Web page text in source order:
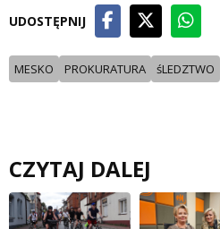
UDOSTĘPNIJ
MESKO PROKURATURA śLEDZTWO
CZYTAJ DALEJ